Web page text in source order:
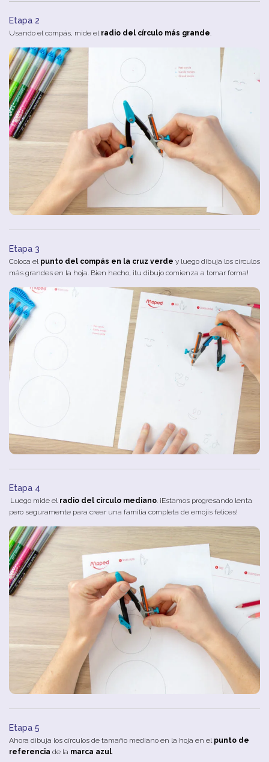
Etapa 2
Usando el compás, mide el radio del círculo más grande
Etapa 3
Coloca el punto del compás en la cruz verde y luego dibuja los círculos
más grandes en la hoja. Bien hecho, ¡tu dibujo comienza a tomar forma!
Etapa 4
Luego mide el radio del círculo mediano. ¡Estamos progresando lenta
pero seguramente para crear una familia completa de emojis felices!
Etapa 5
Ahora dibuja los círculos de tamaño mediano en la hoja en el punto de
referencia de la marca azul.